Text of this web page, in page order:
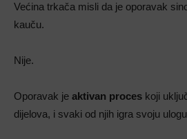
Većina trkača misli da je oporavak
kauču.
Nije.
Oporavak je aktivan proces koji
dijelova, i svaki od njih igra svoju